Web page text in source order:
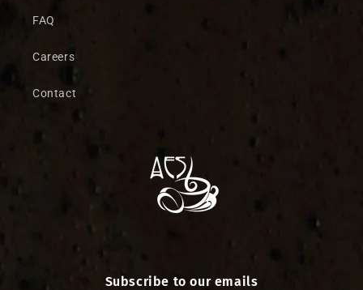
FAQ
Careers
Contact
Subscribe to our emails